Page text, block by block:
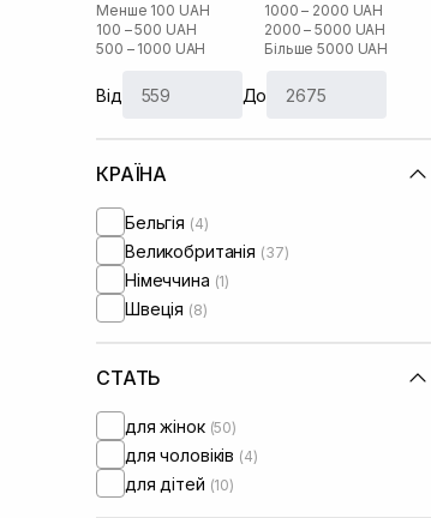
Менше 100 UAH
100 – 500 UAH
500 – 1000 UAH
1000 – 2000 UAH
2000 – 5000 UAH
Більше 5000 UAH
Від До
КРАЇНА
Бельгія (4)
Великобританія (37)
Німеччина (1)
Швеція (8)
СТАТЬ
для жінок (50)
для чоловіків (4)
для дітей (10)